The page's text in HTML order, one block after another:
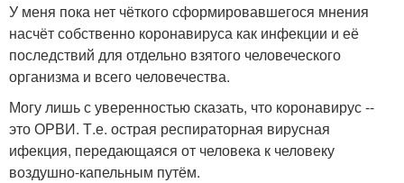
У меня пока нет чёткого сформировавшегося мнения
насчёт собственно коронавируса как инфекции и её
последствий для отдельно взятого человеческого
организма и всего человечества.
Могу лишь с уверенностью сказать, что коронавирус --
это ОРВИ. Т.е. острая респираторная вирусная
ифекция, передающаяся от человека к человеку
воздушно-капельным путём.